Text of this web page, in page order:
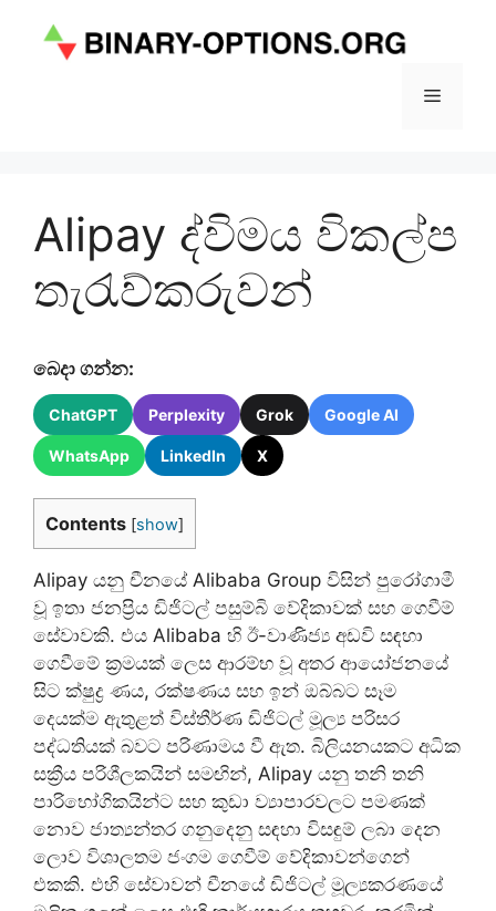
Menu
Alipay ද්විමය විකල්ප
තැරැව්කරුවන්
බෙදා ගන්න:
ChatGPT Perplexity Grok Google AI
WhatsApp LinkedIn X
Contents [show]
Alipay යනු චීනයේ Alibaba Group විසින් පුරෝගාමී
වූ ඉතා ජනප්‍රිය ඩිජිටල් පසුම්බි වේදිකාවක් සහ ගෙවීම්
සේවාවකි. එය Alibaba හි ඊ-වාණිජ්‍ය අඩවි සඳහා
ගෙවීමේ ක්‍රමයක් ලෙස ආරම්භ වූ අතර ආයෝජනයේ
සිට ක්ෂුද්‍ර ණය, රක්ෂණය සහ ඉන් ඔබ්බට සෑම
දෙයක්ම ඇතුළත් විස්තීර්ණ ඩිජිටල් මූල්‍ය පරිසර
පද්ධතියක් බවට පරිණාමය වී ඇත. බිලියනයකට අධික
සක්‍රීය පරිශීලකයින් සමඟින්, Alipay යනු තනි තනි
පාරිභෝගිකයින්ට සහ කුඩා ව්‍යාපාරවලට පමණක්
නොව ජාත්‍යන්තර ගනුදෙනු සඳහා විසඳුම් ලබා දෙන
ලොව විශාලතම ජංගම ගෙවීම් වේදිකාවන්ගෙන්
එකකි. එහි සේවාවන් චීනයේ ඩිජිටල් මූල්‍යකරණයේ